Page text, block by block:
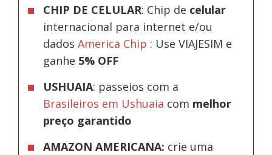
CHIP DE CELULAR: Chip de celular
internacional para internet e/ou
dadosAmerica Chip : Use VIAJESIM e
ganhe 5% OFF
USHUAIA: passeios com a
Brasileiros em Ushuaia com melhor
preço garantido
AMAZON AMERICANA: crie uma